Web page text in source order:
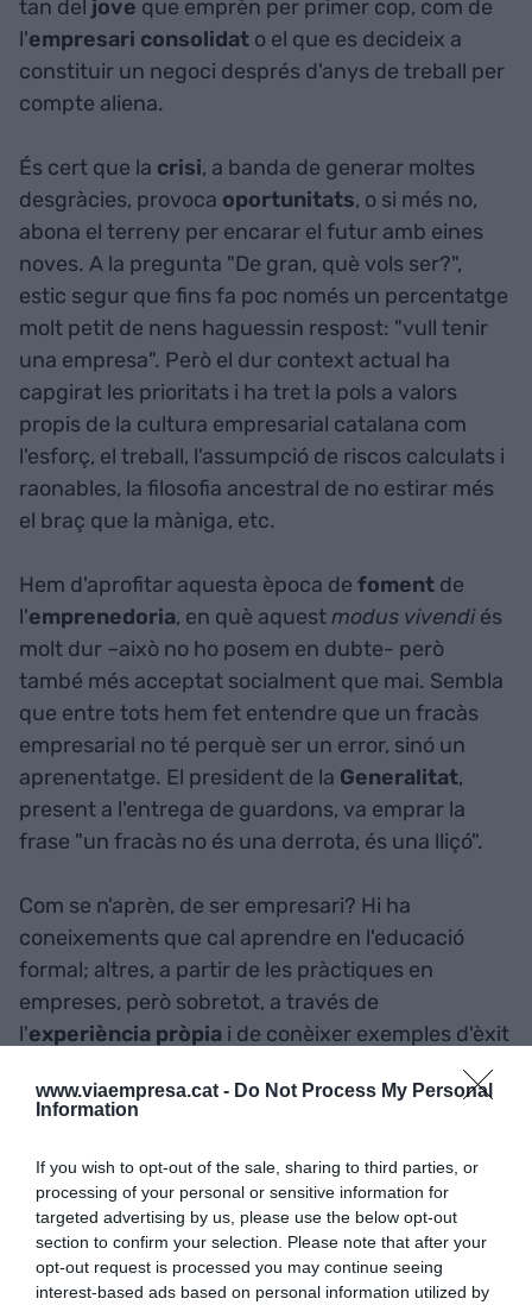
www.viaempresa.cat - Do Not Process My Personal
Information
If you wish to opt-out of the sale, sharing to third parties, or
processing of your personal or sensitive information for
targeted advertising by us, please use the below opt-out
section to confirm your selection. Please note that after your
opt-out request is processed you may continue seeing
interest-based ads based on personal information utilized by
tan del jove que emprèn per primer cop, com de
l'empresari consolidat o el que es decideix a
constituir un negoci després d'anys de treball per
compte aliena.
És cert que la crisi, a banda de generar moltes
desgràcies, provoca oportunitats, o si més no,
abona el terreny per encarar el futur amb eines
noves. A la pregunta "De gran, què vols ser?",
estic segur que fins fa poc només un percentatge
molt petit de nens haguessin respost: "vull tenir
una empresa". Però el dur context actual ha
capgirat les prioritats i ha tret la pols a valors
propis de la cultura empresarial catalana com
l'esforç, el treball, l'assumpció de riscos calculats i
raonables, la filosofia ancestral de no estirar més
el braç que la màniga, etc.
Hem d'aprofitar aquesta època de foment de
l'emprenedoria, en què aquestmodus vivendiés
molt dur –això no ho posem en dubte- però
també més acceptat socialment que mai. Sembla
que entre tots hem fet entendre que un fracàs
empresarial no té perquè ser un error, sinó un
aprenentatge. El president de la Generalitat,
present a l'entrega de guardons, va emprar la
frase "un fracàs no és una derrota, és una lliçó".
Com se n'aprèn, de ser empresari? Hi ha
coneixements que cal aprendre en l'educació
formal; altres, a partir de les pràctiques en
empreses, però sobretot, a través de
l'experiència pròpia i de conèixer exemples d'èxit
guardonsa les pimes que han sobresortit durant
estratègia innovadora, o altres àmbits de
l'empresa, és un bon exemple. També ho són les
persones empresàries que han hagut de tancar la
seva empresa, i que estan essent ajudades pel
programa emppersona de laFundació PIMEC . De